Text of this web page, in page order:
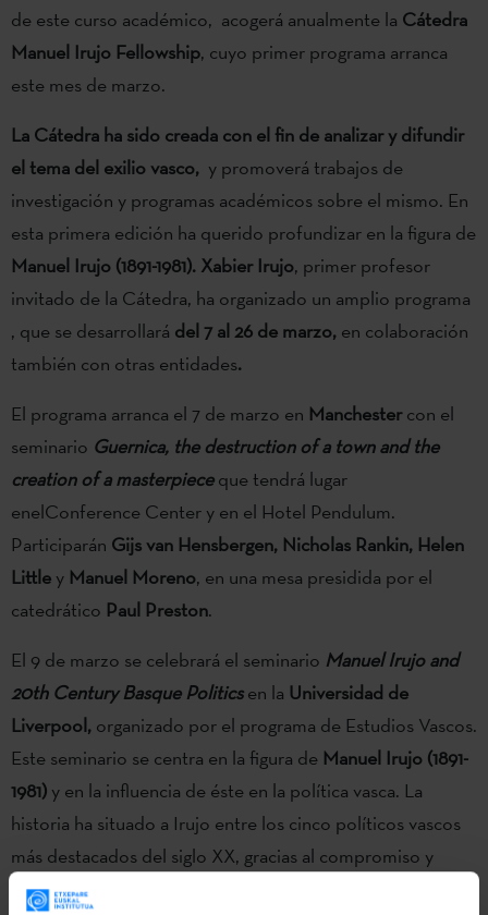
de este curso académico, acogerá anualmente la Cátedra
Manuel Irujo Fellowship, cuyo primer programa arranca
este mes de marzo.
La Cátedra ha sido creada con el fin de analizar y difundir
el tema del exilio vasco, y promoverá trabajos de
investigación y programas académicos sobre el mismo. En
esta primera edición ha querido profundizar en la figura de
Manuel Irujo (1891-1981). Xabier Irujo, primer profesor
invitado de la Cátedra, ha organizado un amplio programa
, que se desarrollará del 7 al 26 de marzo, en colaboración
también con otras entidades.
El programa arranca el 7 de marzo en Manchestercon el
seminario Guernica, the destruction of a town and the
creation of a masterpieceque tendrá lugar
enelConference Center y en el Hotel Pendulum.
Participarán Gijs van Hensbergen, Nicholas Rankin, Helen
Little y Manuel Moreno, en una mesa presidida por el
catedrático Paul Preston.
El 9 de marzo se celebrará el seminario Manuel Irujo and
20th Century Basque Politicsen la Universidad de
Liverpool, organizado por el programa de Estudios Vascos.
Este seminario se centra en la figura de Manuel Irujo (1891-
1981) y en la influencia de éste en la política vasca. La
historia ha situado a Irujo entre los cinco políticos vascos
más destacados del siglo XX, gracias al compromiso y
liderazgo que demostró durante toda su vida en los